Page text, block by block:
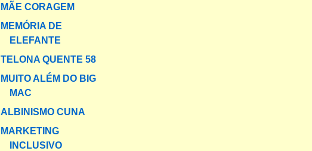
MÃE CORAGEM
MEMÓRIA DE
ELEFANTE
TELONA QUENTE 58
MUITO ALÉM DO BIG
MAC
ALBINISMO CUNA
MARKETING
INCLUSIVO